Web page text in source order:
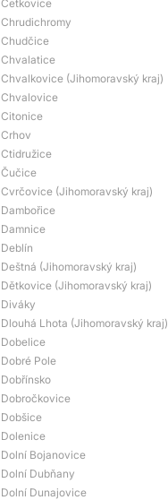
Cetkovice
Chrudichromy
Chudčice
Chvalatice
Chvalkovice (Jihomoravský kraj)
Chvalovice
Citonice
Crhov
Ctidružice
Čučice
Cvrčovice (Jihomoravský kraj)
Dambořice
Damnice
Deblín
Deštná (Jihomoravský kraj)
Dětkovice (Jihomoravský kraj)
Diváky
Dlouhá Lhota (Jihomoravský kraj)
Dobelice
Dobré Pole
Dobřínsko
Dobročkovice
Dobšice
Dolenice
Dolní Bojanovice
Dolní Dubňany
Dolní Dunajovice